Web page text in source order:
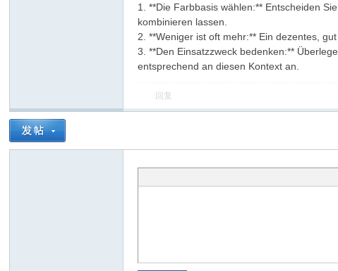
1. **Die Farbbasis wählen:** Entscheiden
kombinieren lassen.
2. **Weniger ist oft mehr:** Ein dezentes,
3. **Den Einsatzzweck bedenken:**
entsprechend an diesen Kontext an.
回复